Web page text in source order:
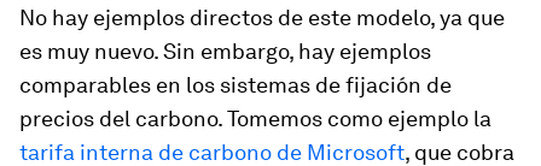
No hay ejemplos directos de este modelo, ya que
es muy nuevo. Sin embargo, hay ejemplos
comparables en los sistemas de fijación de
precios del carbono. Tomemos como ejemplo la
tarifa interna de carbono de Microsoft, que cobra